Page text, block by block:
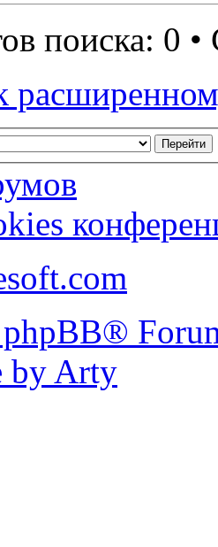
поиска: 0
phpBB®
by Arty